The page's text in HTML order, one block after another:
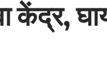
केंद्र,